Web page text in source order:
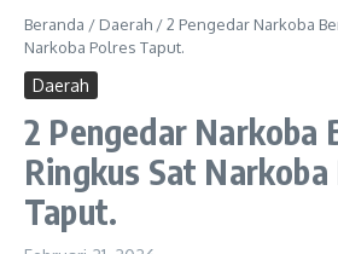
Beranda / Daerah /2 Pengedar Narkoba
Narkoba Polres Taput.
Daerah
2 Pengedar Narkoba
Ringkus Sat Narkoba
Taput.